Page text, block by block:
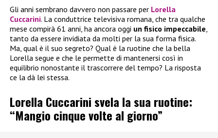
Gli anni sembrano davvero non passare per Lorella
Cuccarini. La conduttrice televisiva romana, che tra qualche
mese compirà 61 anni, ha ancora oggi un fisico impeccabile
tanto da essere invidiata da molti per la sua forma fisica.
Ma, qual è il suo segreto? Qual è la ruotine che la bella
Lorella segue e che le permette di mantenersi così in
equilibrio nonostante il trascorrere del tempo? La risposta
ce la dà lei stessa.
Lorella Cuccarini svela la sua ruotine:
“Mangio cinque volte al giorno”